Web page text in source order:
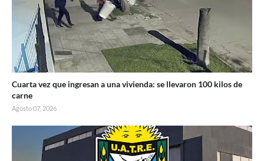
Cuarta vez que ingresan a una vivienda: se llevaron 100 kilos de
carne
Agosto 07, 2026